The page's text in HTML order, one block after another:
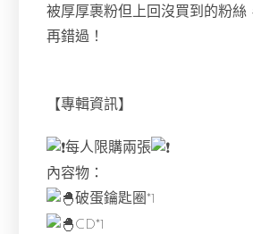
被厚厚裹粉但上回沒買到的粉絲
再錯過！
【專輯資訊】
每人限購兩張
內容物：
破蛋鑰匙圈*1
CD*1